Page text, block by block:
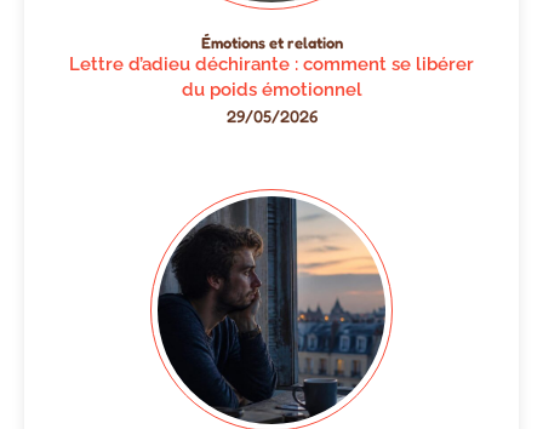
Émotions et relation
Lettre d’adieu déchirante : comment se libérer
du poids émotionnel
29/05/2026